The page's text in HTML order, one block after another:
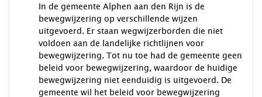
In de gemeente Alphen aan den Rijn is de
bewegwijzering op verschillende wijzen
uitgevoerd. Er staan wegwijzerborden die niet
voldoen aan de landelijke richtlijnen voor
bewegwijzering. Tot nu toe had de gemeente geen
beleid voor bewegwijzering, waardoor de huidige
bewegwijzering niet eenduidig is uitgevoerd. De
gemeente wil het beleid voor bewegwijzering